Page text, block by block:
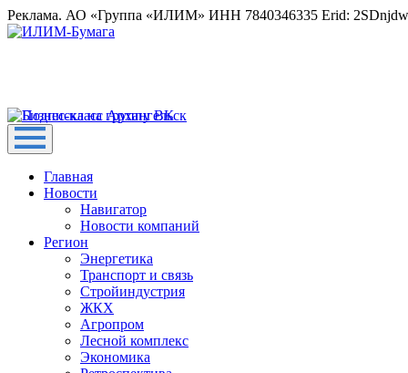
Реклама. АО «Группа «ИЛИМ» ИНН 7840346335 Erid:
Главная
Новости
Навигатор
Новости компаний
Регион
Энергетика
Транспорт и связь
Стройиндустрия
ЖКХ
Агропром
Лесной комплекс
Экономика